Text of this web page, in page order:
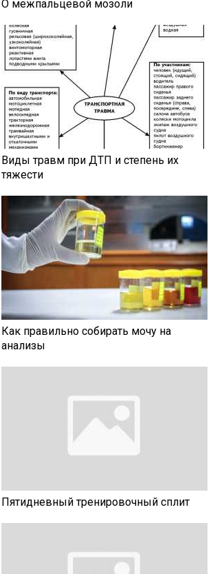
О межпальцевой мозоли
Виды травм при ДТП и степень их
тяжести
Как правильно собирать мочу на
анализы
Пятидневный тренировочный сплит